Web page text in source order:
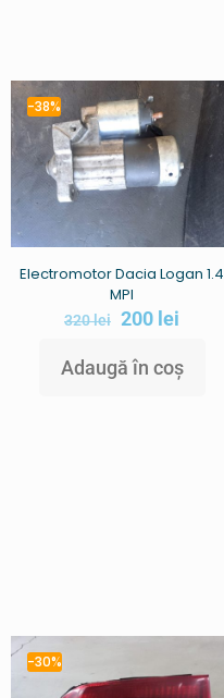
-38%
Electromotor Dacia Logan 1.4
MPI
320lei 200 lei
Adaugă în coș
-30%